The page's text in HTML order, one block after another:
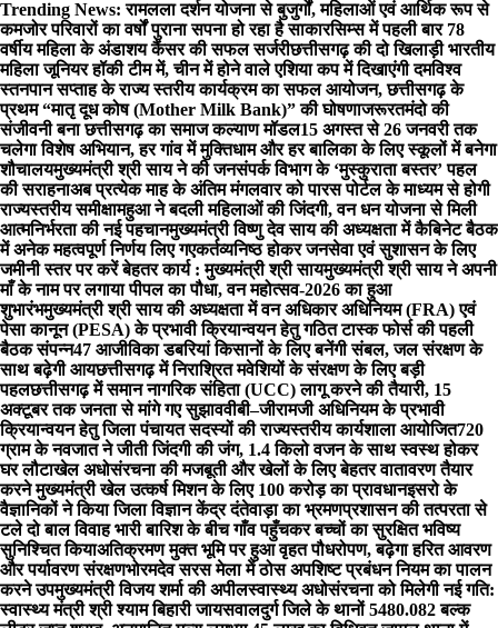
Skip
to
content
Trending News: रामलला दर्शन योजना से बुजुर्गों, महिलाओं एवं आर्थिक रूप से
कमजोर परिवारों का वर्षों पुराना सपना हो रहा है साकारसिम्स में पहली बार 78
वर्षीय महिला के अंडाशय कैंसर की सफल सर्जरीछत्तीसगढ़ की दो खिलाड़ी भारतीय
महिला जूनियर हॉकी टीम में, चीन में होने वाले एशिया कप में दिखाएंगी दमविश्व
स्तनपान सप्ताह के राज्य स्तरीय कार्यक्रम का सफल आयोजन, छत्तीसगढ़ के
प्रथम “मातृ दूध कोष (Mother Milk Bank)” की घोषणाजरूरतमंदो की
संजीवनी बना छत्तीसगढ़ का समाज कल्याण मॉडल15 अगस्त से 26 जनवरी तक
चलेगा विशेष अभियान, हर गांव में मुक्तिधाम और हर बालिका के लिए स्कूलों में बनेगा
शौचालयमुख्यमंत्री श्री साय ने की जनसंपर्क विभाग के ‘मुस्कुराता बस्तर’ पहल
की सराहनाअब प्रत्येक माह के अंतिम मंगलवार को पारस पोर्टल के माध्यम से होगी
राज्यस्तरीय समीक्षामहुआ ने बदली महिलाओं की जिंदगी, वन धन योजना से मिली
आत्मनिर्भरता की नई पहचानमुख्यमंत्री विष्णु देव साय की अध्यक्षता में कैबिनेट बैठक
में अनेक महत्वपूर्ण निर्णय लिए गएकर्तव्यनिष्ठ होकर जनसेवा एवं सुशासन के लिए
जमीनी स्तर पर करें बेहतर कार्य : मुख्यमंत्री श्री सायमुख्यमंत्री श्री साय ने अपनी
माँ के नाम पर लगाया पीपल का पौधा, वन महोत्सव-2026 का हुआ
शुभारंभमुख्यमंत्री श्री साय की अध्यक्षता में वन अधिकार अधिनियम (FRA) एवं
पेसा कानून (PESA) के प्रभावी क्रियान्वयन हेतु गठित टास्क फोर्स की पहली
बैठक संपन्न47 आजीविका डबरियां किसानों के लिए बनेंगी संबल, जल संरक्षण के
साथ बढ़ेगी आयछत्तीसगढ़ में निराश्रित मवेशियों के संरक्षण के लिए बड़ी
पहलछत्तीसगढ़ में समान नागरिक संहिता (UCC) लागू करने की तैयारी, 15
अक्टूबर तक जनता से मांगे गए सुझाववीबी–जीरामजी अधिनियम के प्रभावी
क्रियान्वयन हेतु जिला पंचायत सदस्यों की राज्यस्तरीय कार्यशाला आयोजित720
ग्राम के नवजात ने जीती जिंदगी की जंग, 1.4 किलो वजन के साथ स्वस्थ होकर
घर लौटाखेल अधोसंरचना की मजबूती और खेलों के लिए बेहतर वातावरण तैयार
करने मुख्यमंत्री खेल उत्कर्ष मिशन के लिए 100 करोड़ का प्रावधानइसरो के
वैज्ञानिकों ने किया जिला विज्ञान केंद्र दंतेवाड़ा का भ्रमणप्रशासन की तत्परता से
टले दो बाल विवाह भारी बारिश के बीच गाँव पहुँचकर बच्चों का सुरक्षित भविष्य
सुनिश्चित कियाअतिक्रमण मुक्त भूमि पर हुआ वृहत पौधरोपण, बढ़ेगा हरित आवरण
और पर्यावरण संरक्षणभोरमदेव सरस मेला में ठोस अपशिष्ट प्रबंधन नियम का पालन
करने उपमुख्यमंत्री विजय शर्मा की अपीलस्वास्थ्य अधोसंरचना को मिलेगी नई गति:
स्वास्थ्य मंत्री श्री श्याम बिहारी जायसवालदुर्ग जिले के थानों 5480.082 बल्क